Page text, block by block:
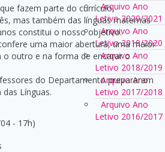
Arquivo Ano
Letivo 2020/2021
Arquivo Ano
Letivo 2019/2020
Arquivo Ano
Letivo 2018/2019
Arquivo Ano
Letivo 2017/2018
Arquivo Ano
Letivo 2016/2017
fazem parte do currículo,
mas também das línguas maternas
constitui o nosso objetivo.
uma maior abertura, uma maior
outro e na forma de encarar o
do Departamento prepararam
Línguas.
- 17h)